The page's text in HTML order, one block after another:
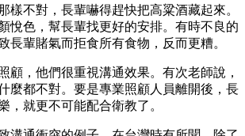
樣不對，長輩嚇得趕快把高粱酒藏起來。
悅色，幫長輩找更好的安排。有時不良的
長輩賭氣而拒食所有食物，反而更糟。
顧，他們很重視溝通效果。有次老師說，
麼都不對。要是專業照顧人員離開後，長
，就更不可能配合衛教了。